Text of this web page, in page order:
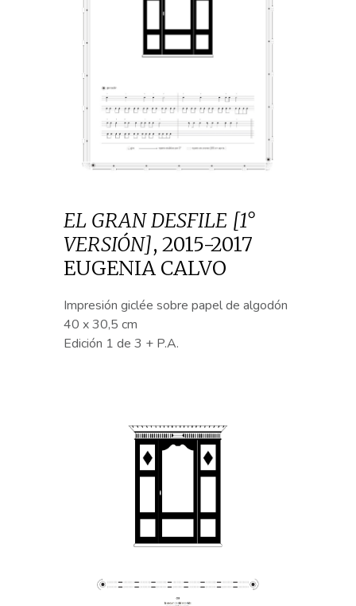
EL GRAN DESFILE [1°
VERSIÓN], 2015-2017
EUGENIA CALVO
Impresión giclée sobre papel de algodón
40 x 30,5 cm
Edición 1 de 3 + P.A.